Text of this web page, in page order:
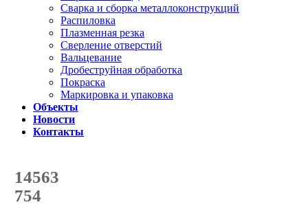
Сварка и сборка металлоконструкций
Распиловка
Плазменная резка
Сверление отверстий
Вальцевание
Дробеструйная обработка
Покраска
Маркировка и упаковка
Объекты
Новости
Контакты
14563
с начала года
754
с начала месяца